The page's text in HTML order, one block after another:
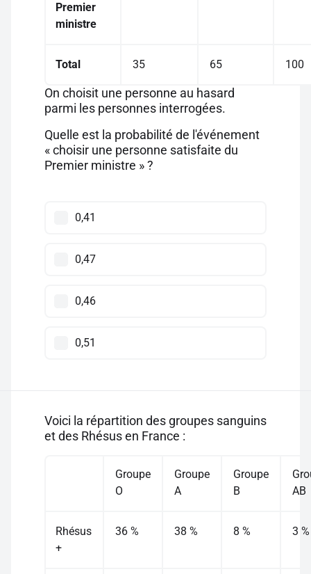
Premier
ministre
Total 35 65 100
On choisit une personne au hasard
parmi les personnes interrogées.
Quelle est la probabilité de l'événement
« choisir une personne satisfaite du
Premier ministre » ?
0,41
0,47
0,46
0,51
Voici la répartition des groupes sanguins
et des Rhésus en France :
Groupe
O
Groupe
A
Groupe
B
AB
Rhésus
+
36 % 38 % 8 % 3 %